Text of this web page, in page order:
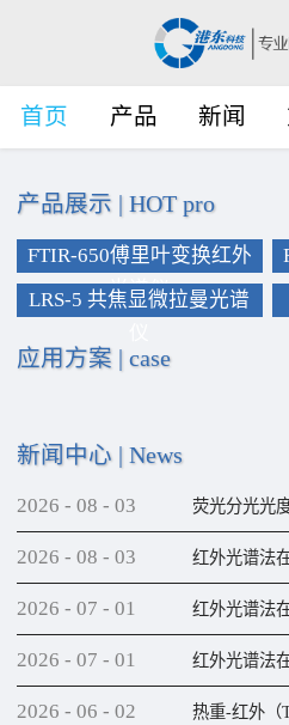
首页 产品 新闻
产品展示 HOT pro
FTIR-650傅里叶变换红外
光谱仪
LRS-5 共焦显微拉曼光谱
应用方案 | case
新闻中心 News
2026 - 08 - 03
红外光谱法
2026 - 08 - 03
2026 - 07 - 01
红外光谱法
2026 - 07 - 01
2026 - 06 - 02